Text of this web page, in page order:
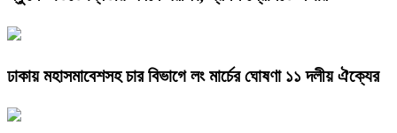
ঢাকায় মহাসমাবেশসহ চার বিভাগে লং মার্চের ঘোষণা ১১ দলীয় ঐক্যের